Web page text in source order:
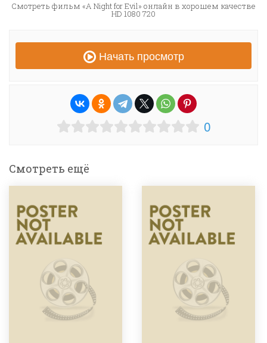
Смотреть фильм «A Night for Evil» онлайн в хорошем качестве
HD 1080 720
Начать просмотр
0
Смотреть ещё